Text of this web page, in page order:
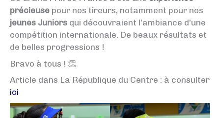
précieuse pour nos tireurs, notamment pour nos
jeunes Juniors qui découvraient l’ambiance d’une
compétition internationale. De beaux résultats et
de belles progressions !
Bravo à tous ! 👏
Article dans La République du Centre : à consulter
ici